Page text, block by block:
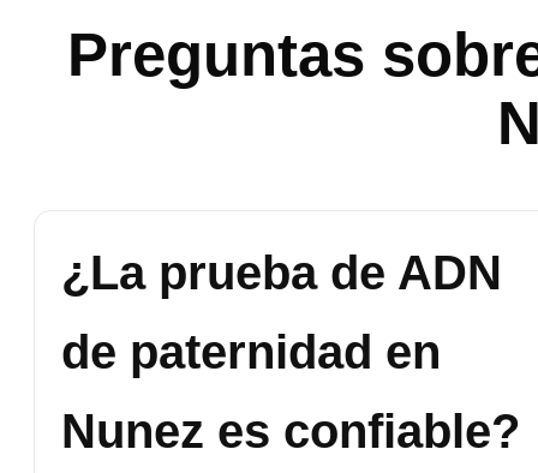
Preguntas
¿La prueba de ADN
de paternidad en
Nunez es confiable?